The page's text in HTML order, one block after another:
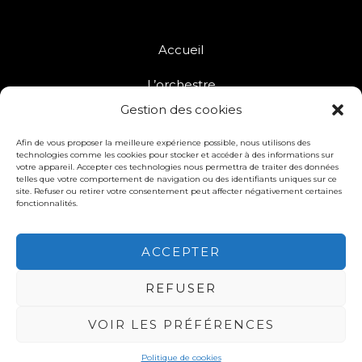
Gestion des cookies
Afin de vous proposer la meilleure expérience possible, nous utilisons des
technologies comme les cookies pour stocker et accéder à des informations sur
votre appareil. Accepter ces technologies nous permettra de traiter des données
telles que votre comportement de navigation ou des identifiants uniques sur ce
site. Refuser ou retirer votre consentement peut affecter négativement certaines
fonctionnalités.
ACCEPTER
REFUSER
VOIR LES PRÉFÉRENCES
Politique de cookies
Accueil
L’orchestre
Vidéos
Contact
NEW ALBUM !
© 2026 PB & EL SM. Powered by La Patate